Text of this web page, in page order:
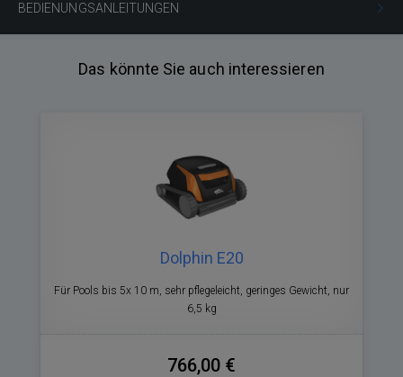
BEDIENUNGSANLEITUNGEN
Das könnte Sie auch interessieren
Dolphin E20
Für Pools bis 5x 10 m, sehr pflegeleicht, geringes Gewicht, nur
6,5 kg
766,00 €